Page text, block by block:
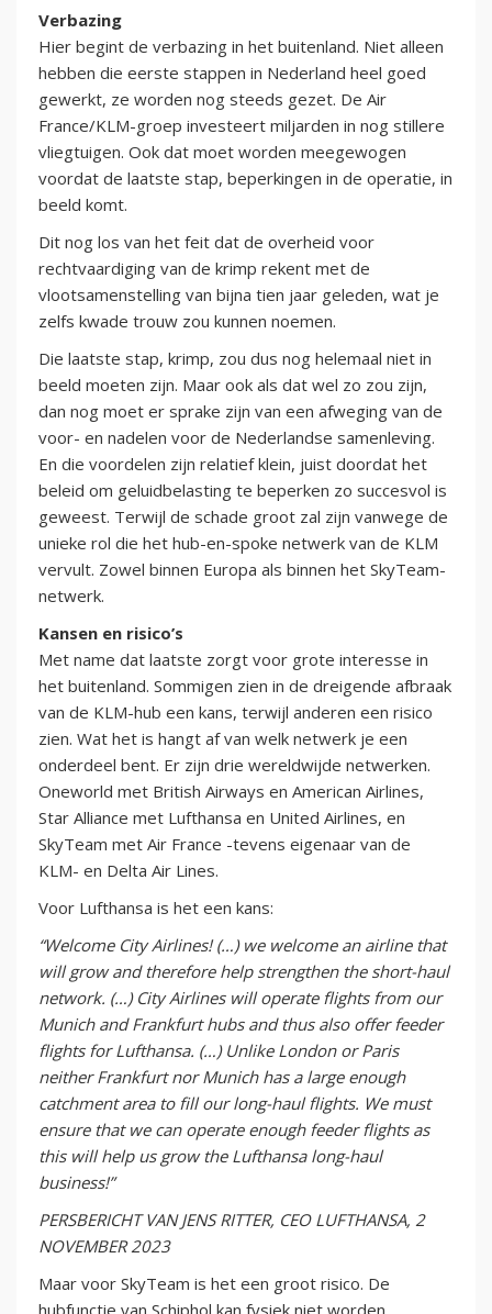
Verbazing
Hier begint de verbazing in het buitenland. Niet alleen
hebben die eerste stappen in Nederland heel goed
gewerkt, ze worden nog steeds gezet. De Air
France/KLM-groep investeert miljarden in nog stillere
vliegtuigen. Ook dat moet worden meegewogen
voordat de laatste stap, beperkingen in de operatie, in
beeld komt.
Dit nog los van het feit dat de overheid voor
rechtvaardiging van de krimp rekent met de
vlootsamenstelling van bijna tien jaar geleden, wat je
zelfs kwade trouw zou kunnen noemen.
Die laatste stap, krimp, zou dus nog helemaal niet in
beeld moeten zijn. Maar ook als dat wel zo zou zijn,
dan nog moet er sprake zijn van een afweging van de
voor- en nadelen voor de Nederlandse samenleving.
En die voordelen zijn relatief klein, juist doordat het
beleid om geluidbelasting te beperken zo succesvol is
geweest. Terwijl de schade groot zal zijn vanwege de
unieke rol die het hub-en-spoke netwerk van de KLM
vervult. Zowel binnen Europa als binnen het SkyTeam-
netwerk.
Kansen en risico’s
Met name dat laatste zorgt voor grote interesse in
het buitenland. Sommigen zien in de dreigende afbraak
van de KLM-hub een kans, terwijl anderen een risico
zien. Wat het is hangt af van welk netwerk je een
onderdeel bent. Er zijn drie wereldwijde netwerken.
Oneworld met British Airways en American Airlines,
Star Alliance met Lufthansa en United Airlines, en
SkyTeam met Air France -tevens eigenaar van de
KLM- en Delta Air Lines.
Voor Lufthansa is het een kans:
“Welcome City Airlines! (…) we welcome an airline that
will grow and therefore help strengthen the short-haul
network. (…) City Airlines will operate flights from our
Munich and Frankfurt hubs and thus also offer feeder
flights for Lufthansa. (…) Unlike London or Paris
neither Frankfurt nor Munich has a large enough
catchment area to fill our long-haul flights. We must
ensure that we can operate enough feeder flights as
this will help us grow the Lufthansa long-haul
business!”
PERSBERICHT VAN JENS RITTER, CEO LUFTHANSA, 2
NOVEMBER 2023
Maar voor SkyTeam is het een groot risico. De
hubfunctie van Schiphol kan fysiek niet worden